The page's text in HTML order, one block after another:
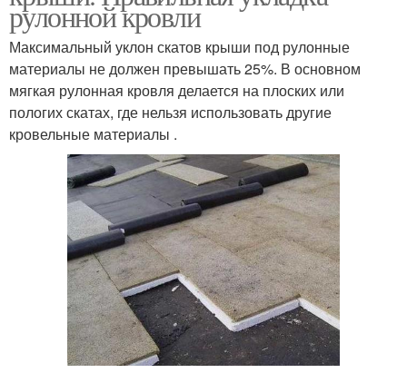
рулонной кровли
Максимальный уклон скатов крыши под рулонные
материалы не должен превышать 25%. В основном
мягкая рулонная кровля делается на плоских или
пологих скатах, где нельзя использовать другие
кровельные материалы .